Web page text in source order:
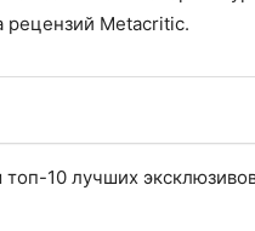
рецензий Metacritic.
10 лучших